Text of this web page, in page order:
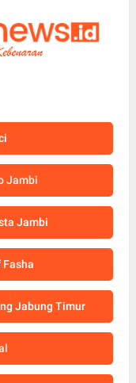
Jambi
Jambi
Fasha
Jabung Timur